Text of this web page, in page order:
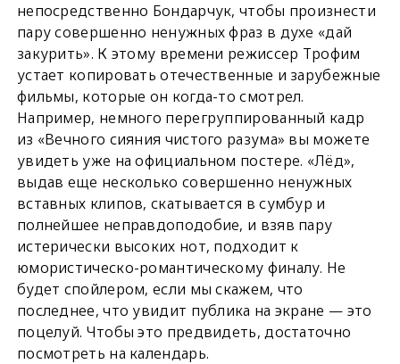
непосредственно Бондарчук, чтобы произнести
пару совершенно ненужных фраз в духе «дай
закурить». К этому времени режиссер Трофим
устает копировать отечественные и зарубежные
фильмы, которые он когда-то смотрел.
Например, немного перегруппированный кадр
из «Вечного сияния чистого разума» вы можете
увидеть уже на официальном постере. «Лёд»,
выдав еще несколько совершенно ненужных
вставных клипов, скатывается в сумбур и
полнейшее неправдоподобие, и взяв пару
истерически высоких нот, подходит к
юмористическо-романтическому финалу. Не
будет спойлером, если мы скажем, что
последнее, что увидит публика на экране — это
поцелуй. Чтобы это предвидеть, достаточно
посмотреть на календарь.